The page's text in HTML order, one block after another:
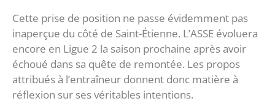
‎Cette prise de position ne passe évidemment pas
inaperçue du côté de Saint-Étienne. L’ASSE évoluera
encore en Ligue 2 la saison prochaine après avoir
échoué dans sa quête de remontée. Les propos
attribués à l’entraîneur donnent donc matière à
réflexion sur ses véritables intentions.